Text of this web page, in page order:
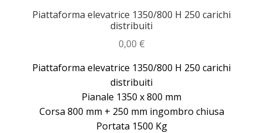
Piattaforma elevatrice 1350/800 H 250 carichi
distribuiti
0,00 €
Piattaforma elevatrice 1350/800 H 250 carichi
distribuiti
Pianale 1350 x 800 mm
Corsa 800 mm + 250 mm ingombro chiusa
Portata 1500 Kg